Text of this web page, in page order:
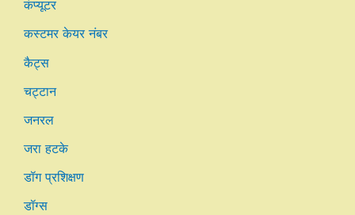
कंप्यूटर
कस्टमर केयर नंबर
कैट्स
चट्टान
जनरल
जरा हटके
डॉग प्रशिक्षण
डॉग्स